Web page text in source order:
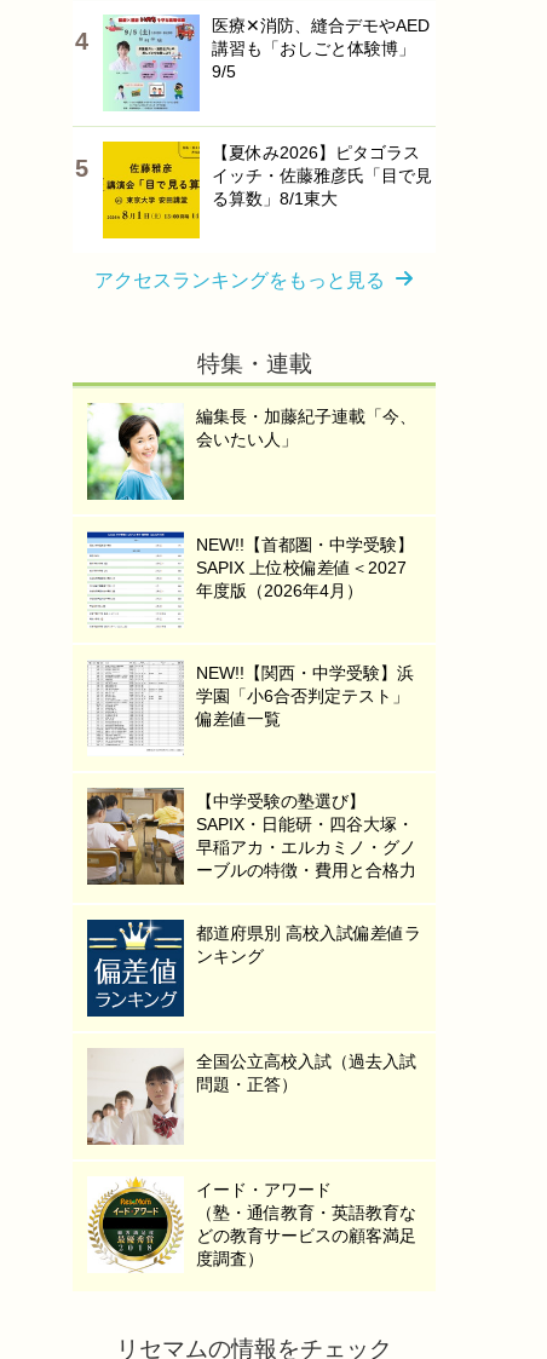
医療✕消防、縫合デモやAED
講習も「おしごと体験博」
9/5
【夏休み2026】ピタゴラス
イッチ・佐藤雅彦氏「目で見
る算数」8/1東大
アクセスランキングをもっと見る
特集・連載
編集長・加藤紀子連載「今、
会いたい人」
NEW!!【首都圏・中学受験】
SAPIX 上位校偏差値＜2027
年度版（2026年4月）
NEW!!【関西・中学受験】浜
学園「小6合否判定テスト」
偏差値一覧
【中学受験の塾選び】
SAPIX・日能研・四谷大塚・
早稲アカ・エルカミノ・グノ
ーブルの特徴・費用と合格力
都道府県別 高校入試偏差値ラ
ンキング
全国公立高校入試（過去入試
問題・正答）
イード・アワード
（塾・通信教育・英語教育な
どの教育サービスの顧客満足
度調査）
リセマムの情報をチェック